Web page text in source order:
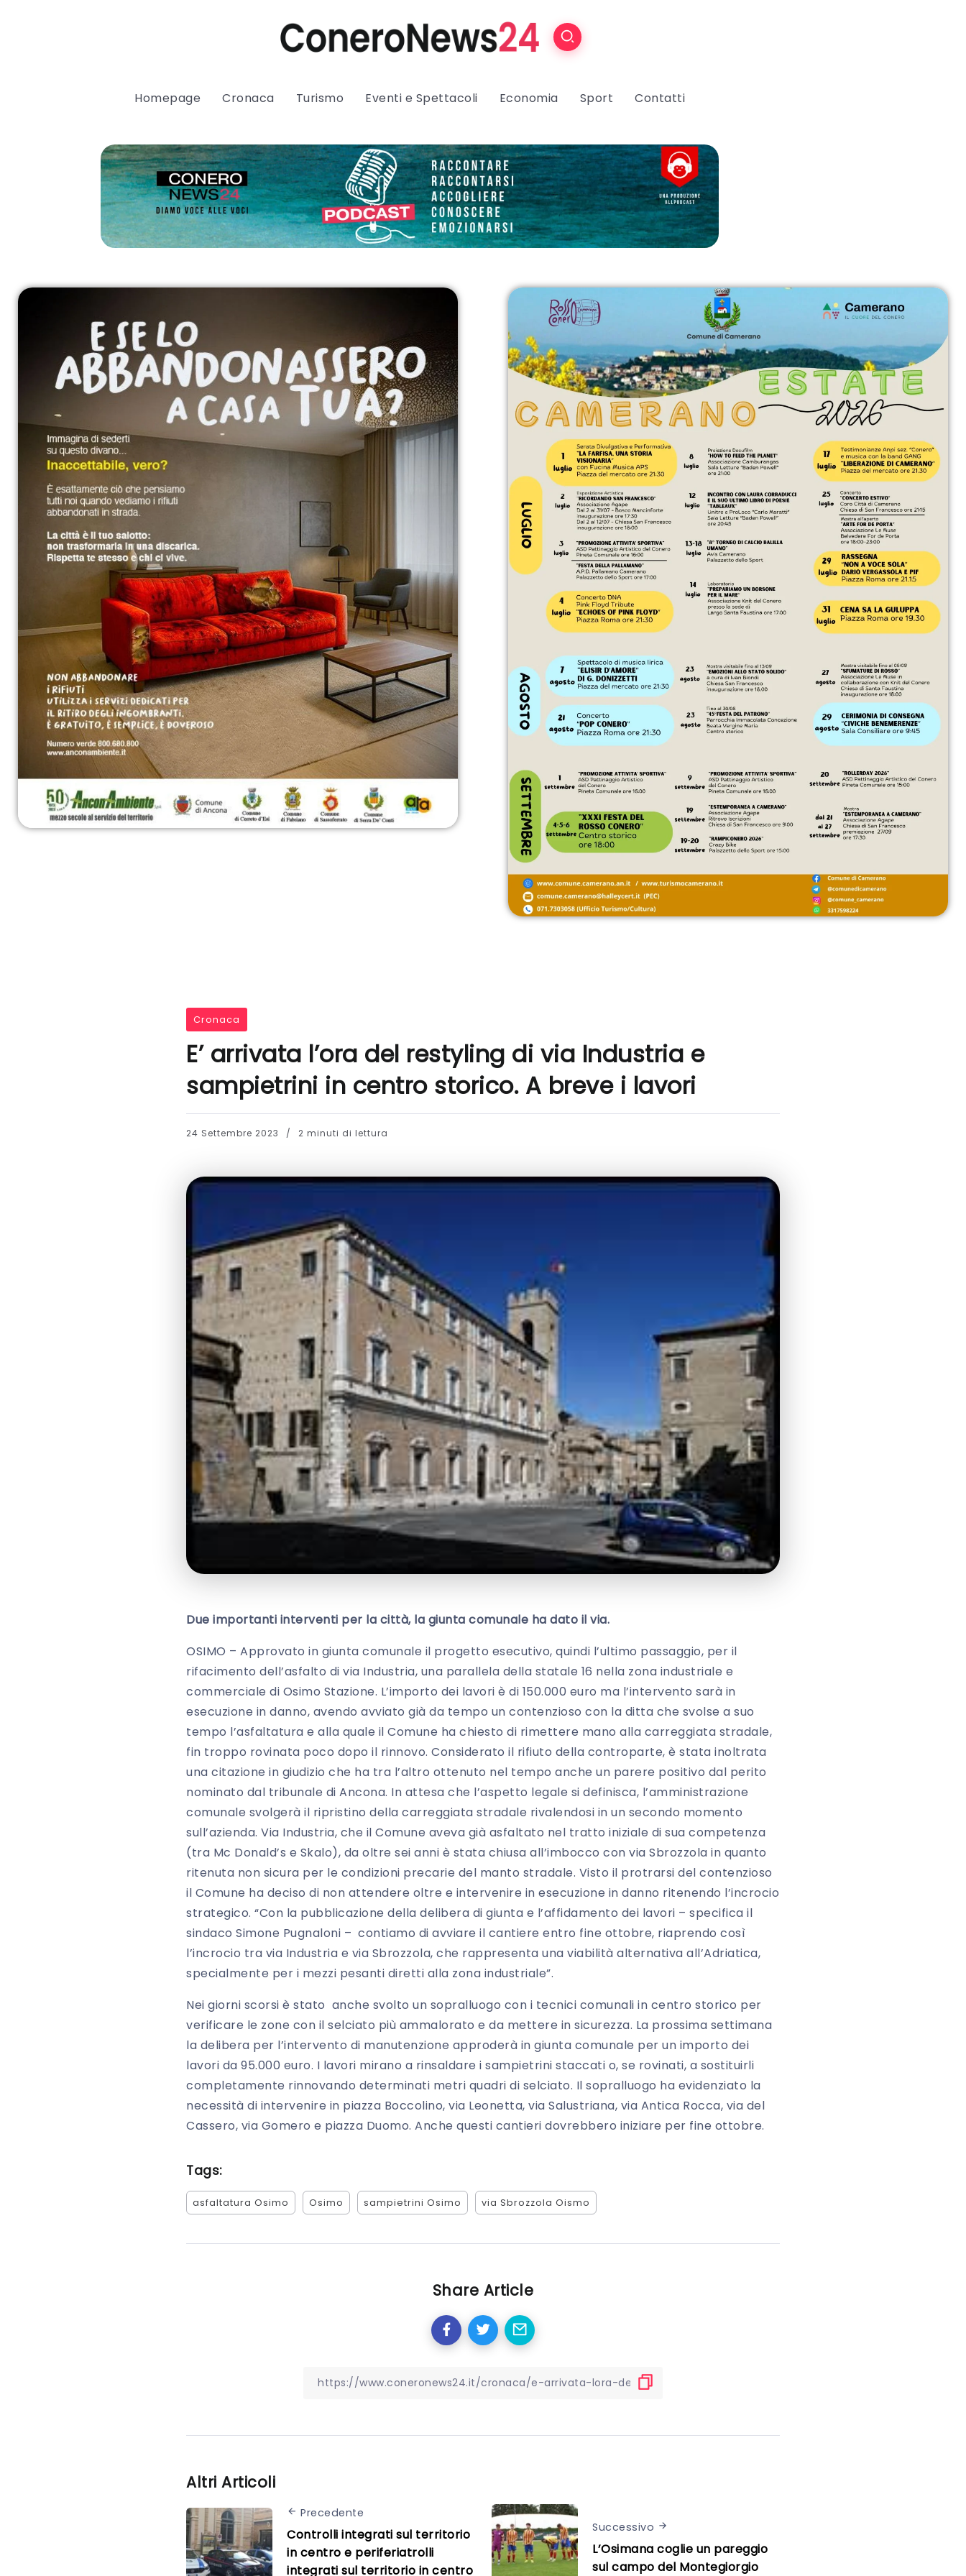
Homepage Cronaca Turismo Eventi e Spettacoli Economia Sport Contatti
Cronaca
E’ arrivata l’ora del restyling di via Industria e
sampietrini in centro storico. A breve i lavori
24 Settembre 2023 2 minuti di lettura
Due importanti interventi per la città, la giunta comunale ha dato il via.
OSIMO – Approvato in giunta comunale il progetto esecutivo, quindi l’ultimo passaggio, per il
rifacimento dell’asfalto di via Industria, una parallela della statale 16 nella zona industriale e
commerciale di Osimo Stazione. L’importo dei lavori è di 150.000 euro ma l’intervento sarà in
esecuzione in danno, avendo avviato già da tempo un contenzioso con la ditta che svolse a suo
tempo l’asfaltatura e alla quale il Comune ha chiesto di rimettere mano alla carreggiata stradale,
fin troppo rovinata poco dopo il rinnovo. Considerato il rifiuto della controparte, è stata inoltrata
una citazione in giudizio che ha tra l’altro ottenuto nel tempo anche un parere positivo dal perito
nominato dal tribunale di Ancona. In attesa che l’aspetto legale si definisca, l’amministrazione
comunale svolgerà il ripristino della carreggiata stradale rivalendosi in un secondo momento
sull’azienda. Via Industria, che il Comune aveva già asfaltato nel tratto iniziale di sua competenza
(tra Mc Donald’s e Skalo), da oltre sei anni è stata chiusa all’imbocco con via Sbrozzola in quanto
ritenuta non sicura per le condizioni precarie del manto stradale. Visto il protrarsi del contenzioso
il Comune ha deciso di non attendere oltre e intervenire in esecuzione in danno ritenendo l’incrocio
strategico. “Con la pubblicazione della delibera di giunta e l’affidamento dei lavori – specifica il
sindaco Simone Pugnaloni – contiamo di avviare il cantiere entro fine ottobre, riaprendo così
l’incrocio tra via Industria e via Sbrozzola, che rappresenta una viabilità alternativa all’Adriatica,
specialmente per i mezzi pesanti diretti alla zona industriale”.
Nei giorni scorsi è stato anche svolto un sopralluogo con i tecnici comunali in centro storico per
verificare le zone con il selciato più ammalorato e da mettere in sicurezza. La prossima settimana
la delibera per l’intervento di manutenzione approderà in giunta comunale per un importo dei
lavori da 95.000 euro. I lavori mirano a rinsaldare i sampietrini staccati o, se rovinati, a sostituirli
completamente rinnovando determinati metri quadri di selciato. Il sopralluogo ha evidenziato la
necessità di intervenire in piazza Boccolino, via Leonetta, via Salustriana, via Antica Rocca, via del
Cassero, via Gomero e piazza Duomo. Anche questi cantieri dovrebbero iniziare per fine ottobre.
Tags:
asfaltatura Osimo Osimo sampietrini Osimo via Sbrozzola Oismo
Share Article
Altri Articoli
Precedente
Controlli integrati sul territorio
in centro e periferiatrolli
integrati sul territorio in centro
Successivo
L’Osimana coglie un pareggio
sul campo del Montegiorgio